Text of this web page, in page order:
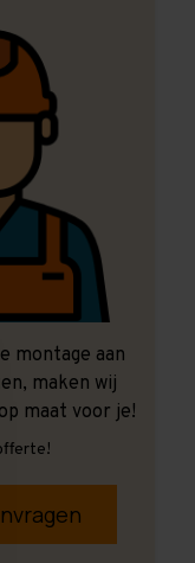
montage aan
maken wij
maat voor je!